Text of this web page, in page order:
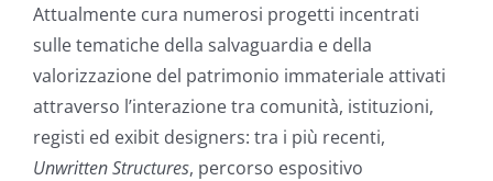
Attualmente cura numerosi progetti incentrati
sulle tematiche della salvaguardia e della
valorizzazione del patrimonio immateriale attivati
attraverso l’interazione tra comunità, istituzioni,
registi ed exibit designers: tra i più recenti,
Unwritten Structures, percorso espositivo